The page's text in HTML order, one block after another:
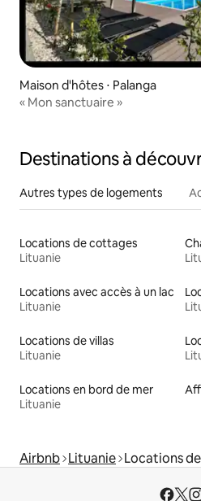
Maison d'hôtes ⋅ Palanga
« Mon sanctuaire »
Destinations à
Autres types de logements
Locations de cottages
Lituanie
Locations avec accès à un lac
Lituanie
Locations de villas
Lituanie
Locations en bord de mer
Lituanie
Airbnb Lituanie Locations